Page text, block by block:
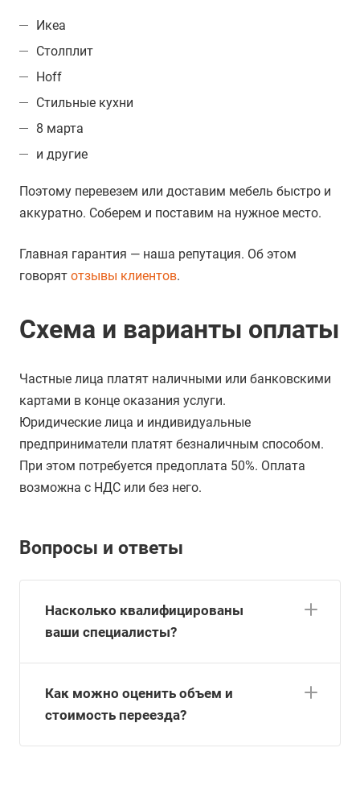
Икеа
Столплит
Hoff
Стильные кухни
8 марта
и другие
Поэтому перевезем или доставим мебель быстро и
аккуратно. Соберем и поставим на нужное место.
Главная гарантия — наша репутация. Об этом
говорят отзывы клиентов.
Схема и варианты оплаты
Частные лица платят наличными или банковскими
картами в конце оказания услуги.
Юридические лица и индивидуальные
предприниматели платят безналичным способом.
При этом потребуется предоплата 50%. Оплата
возможна с НДС или без него.
Вопросы и ответы
Насколько квалифицированы
ваши специалисты?
Как можно оценить объем и
стоимость переезда?